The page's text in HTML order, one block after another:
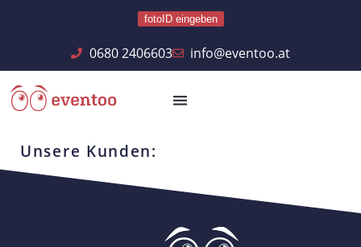
fotoID eingeben
0680 2406603 info@eventoo.at
Unsere Kunden: